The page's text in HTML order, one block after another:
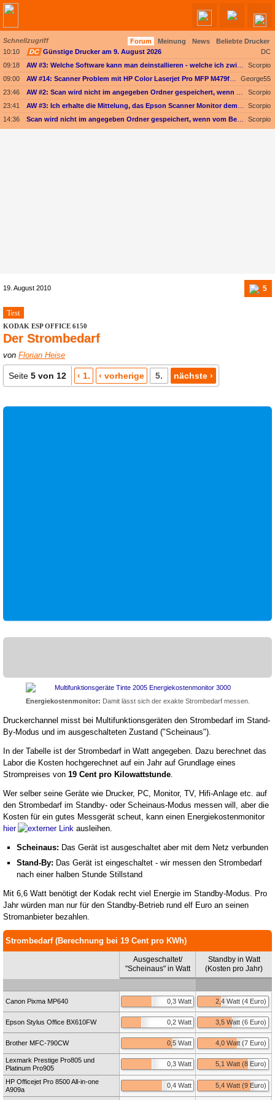
Schnellzugriff Forum Meinung News
Beliebte Drucker
10:10
DC Günstige Drucker am 9. August 2026
DC
09:18
Scorpio
09:00
George55
23:46
Scorpio
23:41
Scorpio
14:36
Scorpio
19. August 2010 5
Test
KODAK ESP OFFICE 6150
Der Strombedarf
von Florian Heise
Seite 5 von 12 ‹ 1. ‹ vorherige 5. nächste ›
Angebote werden geladen...
Energiekostenmonitor: Damit lässt sich der exakte Strombedarf messen.
Druckerchannel misst bei Multifunktionsgeräten den Strombedarf im Stand-
By-Modus und im ausgeschalteten Zustand ("Scheinaus").
In der Tabelle ist der Strombedarf in Watt angegeben. Dazu berechnet das
Labor die Kosten hochgerechnet auf ein Jahr auf Grundlage eines
Strompreises von 19 Cent pro Kilowattstunde
Wer selber seine Geräte wie Drucker, PC, Monitor, TV, Hifi-Anlage etc. auf
den Strombedarf im Standby- oder Scheinaus-Modus messen will, aber die
Kosten für ein gutes Messgerät scheut, kann einen Energiekostenmonitor
hier
ausleihen.
Scheinaus: Das Gerät ist ausgeschaltet aber mit dem Netz verbunden
Stand-By: Das Gerät ist eingeschaltet - wir messen den Strombedarf
nach einer halben Stunde Stillstand
Mit 6,6 Watt benötigt der Kodak recht viel Energie im Standby-Modus. Pro
Jahr würden man nur für den Standby-Betrieb rund elf Euro an seinen
Stromanbieter bezahlen.
Strombedarf (Berechnung bei 19 Cent pro KWh)
Ausgeschaltet/
"Scheinaus" in Watt
Standby in Watt
(Kosten pro Jahr)
Canon Pixma MP640 0,3 Watt 2,4 Watt (4 Euro)
Epson Stylus Office BX610FW 0,2 Watt 3,5 Watt (6 Euro)
Brother MFC-790CW 0,5 Watt 4,0 Watt (7 Euro)
Lexmark Prestige Pro805 und
Platinum Pro905
0,3 Watt 5,1 Watt (8 Euro)
HP Officejet Pro 8500 All-in-one
A909a
0,4 Watt 5,4 Watt (9 Euro)